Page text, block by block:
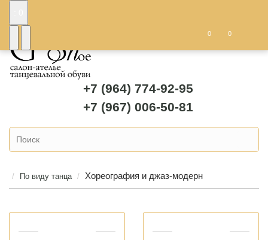
0 0
+7 (964) 774-92-95
+7 (967) 006-50-81
По виду танца Хореография и джаз-модерн